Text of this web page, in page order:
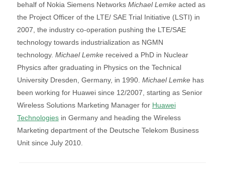
behalf of Nokia Siemens Networks Michael Lemkeacted as
the Project Officer of the LTE/ SAE Trial Initiative (LSTI) in
2007, the industry co-operation pushing the LTE/SAE
technology towards industrialization as NGMN
technology. Michael Lemkereceived a PhD in Nuclear
Physics after graduating in Physics on the Technical
University Dresden, Germany, in 1990. Michael Lemkehas
been working for Huawei since 12/2007, starting as Senior
Wireless Solutions Marketing Manager for Huawei
Technologiesin Germany and heading the Wireless
Marketing department of the Deutsche Telekom Business
Unit since July 2010.